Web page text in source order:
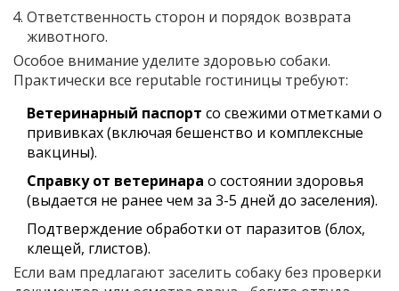
Ответственность сторон и порядок возврата
животного.
Особое внимание уделите здоровью собаки.
Практически все reputable гостиницы требуют:
Ветеринарный паспорт со свежими отметками о
прививках (включая бешенство и комплексные
вакцины).
Справку от ветеринара о состоянии здоровья
(выдается не ранее чем за 3-5 дней до заселения).
Подтверждение обработки от паразитов (блох,
клещей, глистов).
Если вам предлагают заселить собаку без проверки